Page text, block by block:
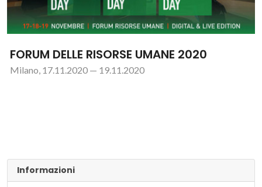
FORUM DELLE RISORSE UMANE 2020
Milano, 17.11.2020 — 19.11.2020
Informazioni